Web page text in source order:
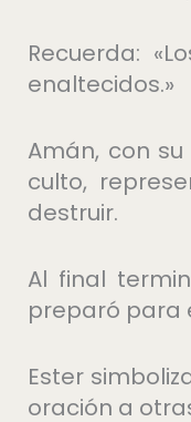
Recuerda:
enaltecidos.»
Amán, con
culto,
destruir.
Al final
preparó para
Ester
oración a